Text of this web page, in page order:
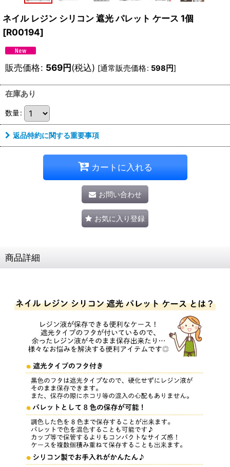
ネイル レジン シリコン 遮光 パレット ケース 1個
[R00194]
販売価格: 569円(税込) [通常販売価格: 598 円]
在庫あり
数量:
返品特約に関する重要事項
カートに入れる
お問い合わせ
お気に入り登録
商品詳細